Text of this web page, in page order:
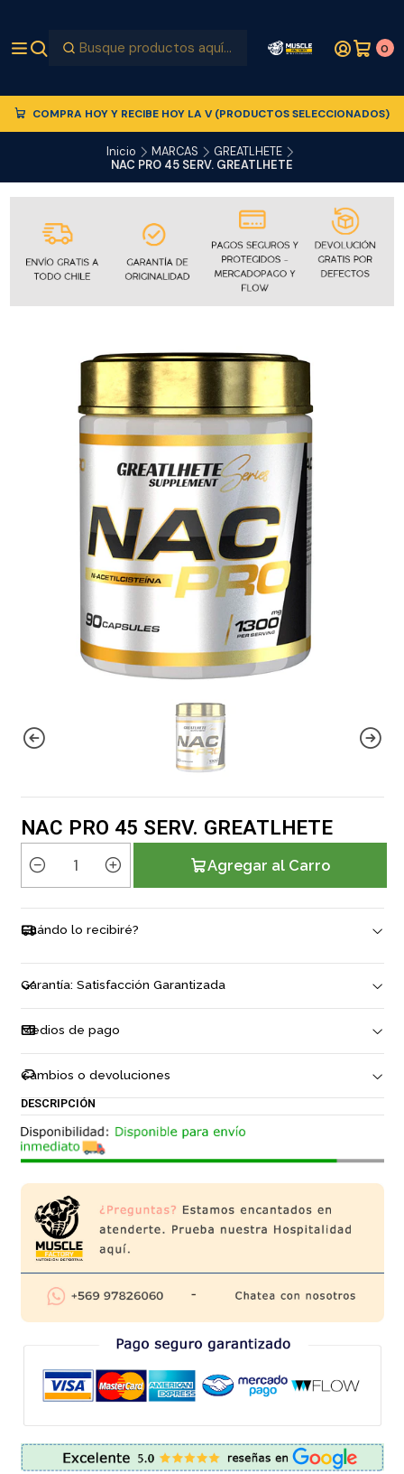
0
COMPRA HOY Y RECIBE HOY LA V (PRODUCTOS SELECCIONADOS)
Inicio MARCAS
GREATLHETE
NAC PRO 45 SERV. GREATLHETE
NAC PRO 45 SERV. GREATLHETE
t
i
d
a
d
Agregar al Carro
Cuándo lo recibiré?
Garantía: Satisfacción Garantizada
Medios de pago
Cambios o devoluciones
DESCRIPCIÓN